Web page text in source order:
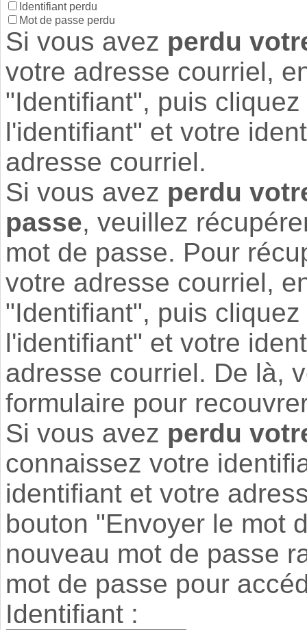
Identifiant perdu
Mot de passe perdu
Si vous avez perdu
votre adresse courriel,
"Identifiant", puis
l'identifiant" et votre
adresse courriel.
Si vous avez perdu
passe, veuillez
mot de passe. Pour
votre adresse courriel,
"Identifiant", puis
l'identifiant" et votre
adresse courriel. De là,
formulaire pour
Si vous avez perdu
connaissez votre
identifiant et votre
bouton "Envoyer le mot
nouveau mot de passe
mot de passe pour
Identifiant :